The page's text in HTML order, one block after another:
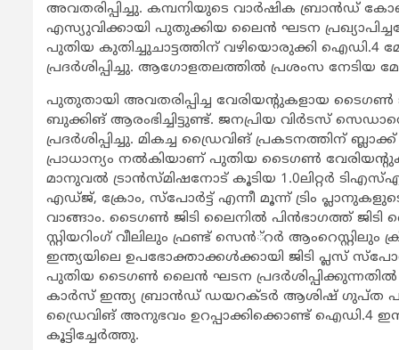
അവതരിപ്പിച്ചു. കമ്പനിയുടെ വാര്‍ഷിക ബ്രാന്‍ഡ്
എസ്യുവിക്കായി പുതുക്കിയ ലൈന്‍ ഘടന
പുതിയ കുതിച്ചുചാട്ടത്തിന് വഴിയൊരുക്കി
പ്രദര്‍ശിപ്പിച്ചു. ആഗോളതലത്തില്‍ പ്രശംസ നേടിയ
പുതുതായി അവതരിപ്പിച്ച വേരിയന്‍റുകളായ ടൈഗണ്‍
ബുക്കിങ് ആരംഭിച്ചിട്ടുണ്ട്. ജനപ്രിയ വിര്‍ടസ്
പ്രദര്‍ശിപ്പിച്ചു. മികച്ച ഡ്രൈവിങ് പ്രകടനത്തിന്
പ്രാധാന്യം നല്‍കിയാണ് പുതിയ ടൈഗണ്‍
മാനുവല്‍ ട്രാന്‍സ്മിഷനോട് കൂടിയ 1.0ലിറ്റര്‍
എഡ്ജ്, ക്രോം, സ്പോര്‍ട്ട് എന്നീ മൂന്ന് ട്രിം
വാങ്ങാം. ടൈഗണ്‍ ജിടി ലൈനില്‍ പിന്‍ഭാഗത്ത് ജിടി
സ്റ്റിയറിംഗ് വീലിലും ഫ്രണ്ട് സെന്‍്റര്‍ ആംറെസ്റ്റിലും
ഇന്ത്യയിലെ ഉപഭോക്താക്കള്‍ക്കായി ജിടി പ്ലസ്
പുതിയ ടൈഗണ്‍ ലൈന്‍ ഘടന
കാര്‍സ് ഇന്ത്യ ബ്രാന്‍ഡ് ഡയറക്ടര്‍ ആശിഷ് ഗുപ്ത
ഡ്രൈവിങ് അനുഭവം ഉറപ്പാക്കിക്കൊണ്ട് ഐഡി.4
കൂട്ടിച്ചേര്‍ത്തു.